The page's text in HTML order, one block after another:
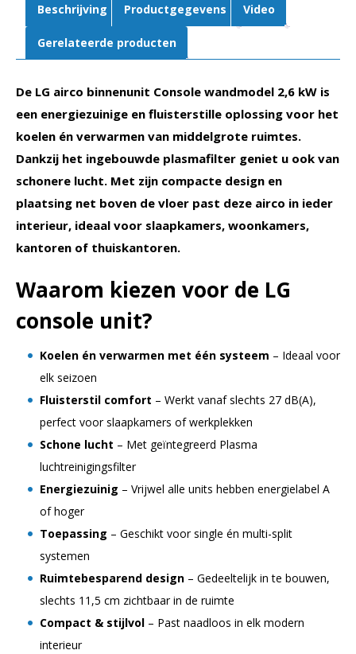
Beschrijving Productgegevens Video
Gerelateerde producten
De LG airco binnenunit Console wandmodel 2,6 kW is
een energiezuinige en fluisterstille oplossing voor het
koelen én verwarmen van middelgrote ruimtes.
Dankzij het ingebouwde plasmafilter geniet u ook van
schonere lucht. Met zijn compacte design en
plaatsing net boven de vloer past deze airco in ieder
interieur, ideaal voor slaapkamers, woonkamers,
kantoren of thuiskantoren.
Waarom kiezen voor de LG
console unit?
Koelen én verwarmen met één systeem – Ideaal voor
elk seizoen
Fluisterstil comfort – Werkt vanaf slechts 27 dB(A),
perfect voor slaapkamers of werkplekken
Schone lucht – Met geïntegreerd Plasma
luchtreinigingsfilter
Energiezuinig – Vrijwel alle units hebben energielabel A
of hoger
Toepassing – Geschikt voor single én multi-split
systemen
Ruimtebesparend design – Gedeeltelijk in te bouwen,
slechts 11,5 cm zichtbaar in de ruimte
Compact & stijlvol – Past naadloos in elk modern
interieur